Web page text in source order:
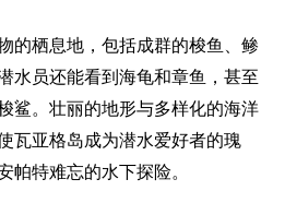
的栖息地，包括成群的梭鱼、鲹
水员还能看到海龟和章鱼，甚至
鲨。壮丽的地形与多样化的海洋
瓦亚格岛成为潜水爱好者的瑰
帕特难忘的水下探险。